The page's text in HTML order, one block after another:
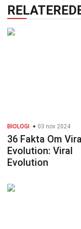
BIOLOGI 03 nov 2024
36 Fakta Om
Evolution: Viral
Evolution